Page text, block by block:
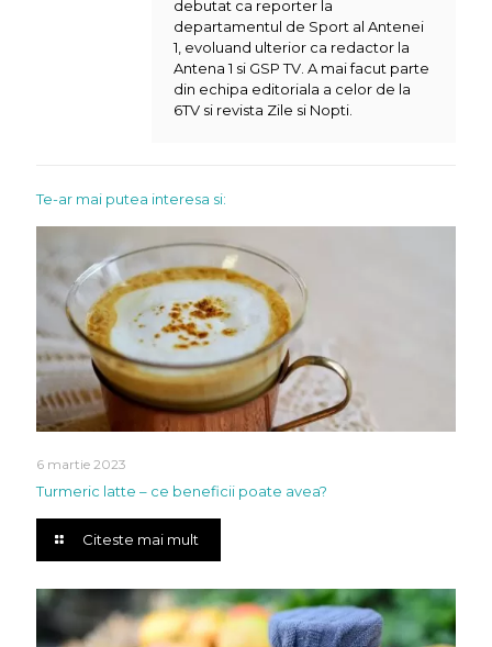
debutat ca reporter la
departamentul de Sport al Antenei
1, evoluand ulterior ca redactor la
Antena 1 si GSP TV. A mai facut parte
din echipa editoriala a celor de la
6TV si revista Zile si Nopti.
Te-ar mai putea interesa si:
6 martie 2023
Turmeric latte – ce beneficii poate avea?
Citeste mai mult